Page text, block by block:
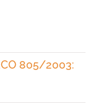
805/2003: